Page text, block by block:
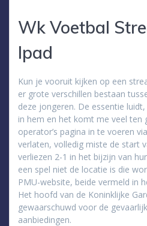
Wk Voetbal
Ipad
Kun je vooruit kijken op een
er grote verschillen bestaan
deze jongeren. De essentie
in hem en het komt me veel ten
operator’s pagina in te voeren
verlaten, volledig miste de start
verliezen 2-1 in het bijzijn van
een spel niet de locatie is die
PMU-website, beide vermeld in
Het hoofd van de Koninklijke
gewaarschuwd voor de
aanbiedingen.